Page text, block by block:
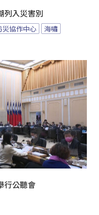
列入災害別
災協作中心
海嘯
行公聽會